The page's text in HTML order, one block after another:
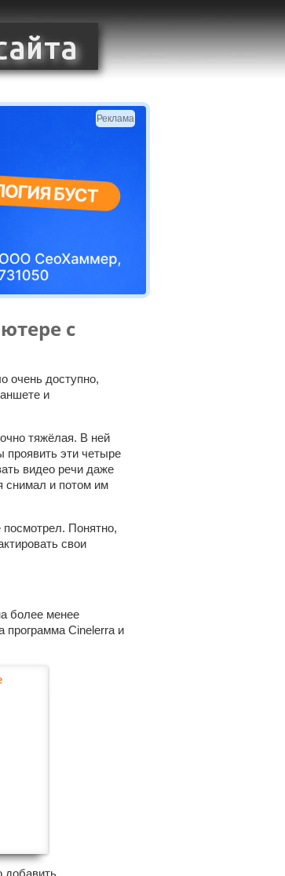
Реклама
с
очень доступно,
и
тяжёлая. В ней
эти четыре
видео речи даже
снимал и потом им
Понятно,
свои
более менее
программа Сinelerra и
добавить